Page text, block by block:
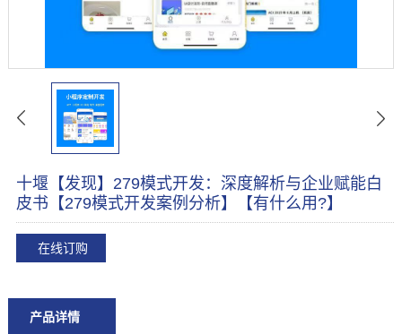
十堰【发现】279模式开发：深度解析与企业赋能白
皮书【279模式开发案例分析】【有什么用?】
在线订购
产品详情